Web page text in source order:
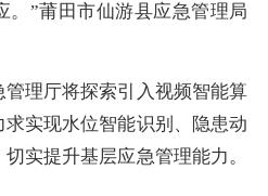
。”莆田市仙游县应急管理局
理厅将探索引入视频智能算
实现水位智能识别、隐患动
实提升基层应急管理能力。